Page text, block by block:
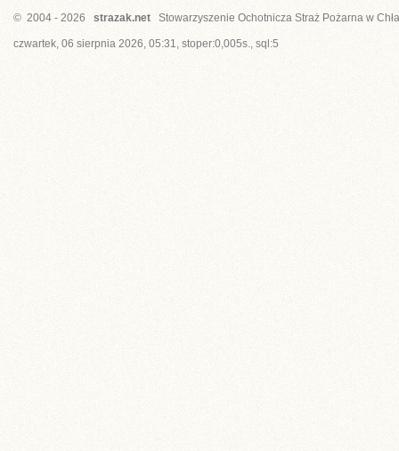
© 2004 - 2026 strazak.net Stowarzyszenie Ochotnicza Straż Pożarna w
czwartek, 06 sierpnia 2026, 05:31, stoper:0,005s., sql:5